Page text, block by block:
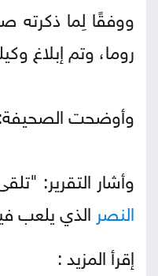
ووفقًا لِما ذكرته
روما، وتم إبلاغ
وأوضحت
وأشار التقرير:
النصر الذي يلعب
إقرأ المزيد :